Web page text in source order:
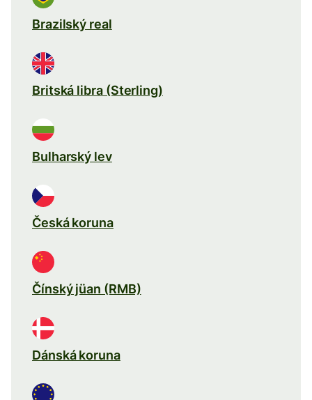
Brazilský real
Britská libra (Sterling)
Bulharský lev
Česká koruna
Čínský jüan (RMB)
Dánská koruna